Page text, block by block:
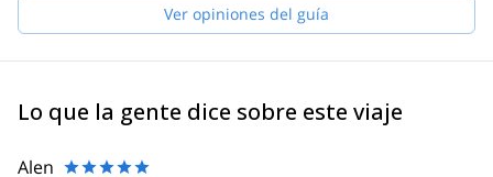
the agency that rents guides. WE are the guides and we always
take care of your satisfaction.
Ver opiniones del guía
Lo que la gente dice sobre este viaje
Alen